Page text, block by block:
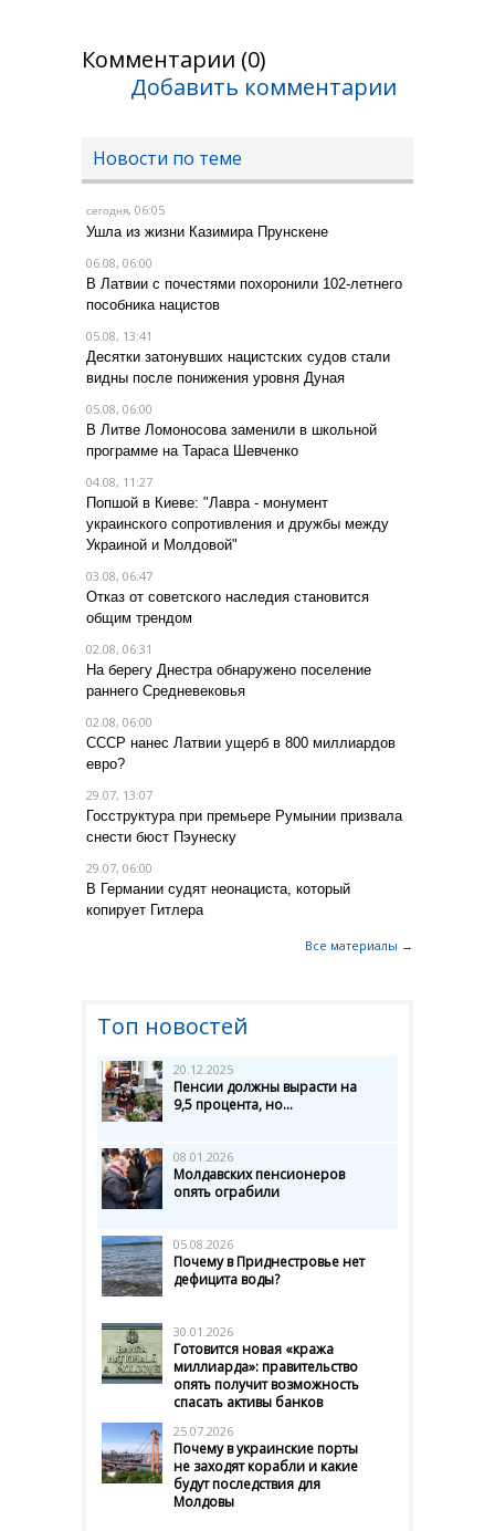
Комментарии (0)
Добавить комментарии
Новости по теме
сегодня, 06:05
Ушла из жизни Казимира Прунскене
06.08, 06:00
В Латвии с почестями похоронили 102-летнего
пособника нацистов
05.08, 13:41
Десятки затонувших нацистских судов стали
видны после понижения уровня Дуная
05.08, 06:00
В Литве Ломоносова заменили в школьной
программе на Тараса Шевченко
04.08, 11:27
Попшой в Киеве: "Лавра - монумент
украинского сопротивления и дружбы между
Украиной и Молдовой"
03.08, 06:47
Отказ от советского наследия становится
общим трендом
02.08, 06:31
На берегу Днестра обнаружено поселение
раннего Средневековья
02.08, 06:00
СССР нанес Латвии ущерб в 800 миллиардов
евро?
29.07, 13:07
Госструктура при премьере Румынии призвала
снести бюст Пэунеску
29.07, 06:00
В Германии судят неонациста, который
копирует Гитлера
Все материалы →
Топ новостей
20.12.2025
Пенсии должны вырасти на
9,5 процента, но...
08.01.2026
Молдавских пенсионеров
опять ограбили
05.08.2026
Почему в Приднестровье нет
дефицита воды?
30.01.2026
Готовится новая «кража
миллиарда»: правительство
опять получит возможность
спасать активы банков
25.07.2026
Почему в украинские порты
не заходят корабли и какие
будут последствия для
Молдовы